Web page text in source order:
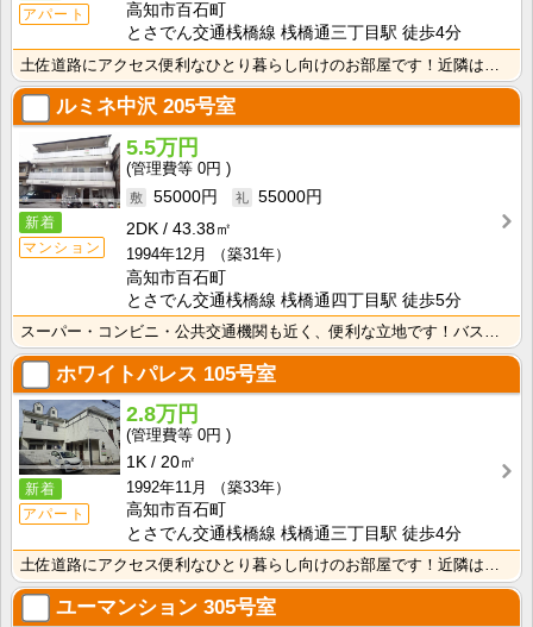
アパート
高知市百石町
とさでん交通桟橋線 桟橋通三丁目駅 徒歩4分
ルミネ中沢 205号室
新着
マンション
5.5万円
0円
55000円
55000円
2DK
43.38㎡
1994年12月
（築31年）
高知市百石町
とさでん交通桟橋線 桟橋通四丁目駅 徒歩5分
ホワイトパレス 105号室
新着
アパート
2.8万円
0円
1K
20㎡
1992年11月
（築33年）
高知市百石町
とさでん交通桟橋線 桟橋通三丁目駅 徒歩4分
ユーマンション 305号室